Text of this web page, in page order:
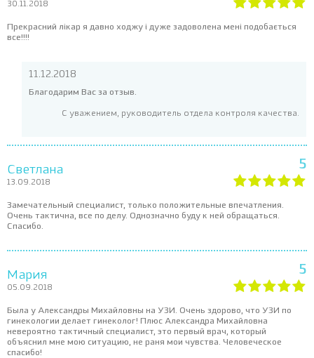
30.11.2018
Прекрасний лікар я давно ходжу і дуже задоволена мені подобається
все!!!!
11.12.2018
Благодарим Вас за отзыв.
С уважением, руководитель отдела контроля качества.
Светлана
13.09.2018
5
Замечательный специалист, только положительные впечатления.
Очень тактична, все по делу. Однозначно буду к ней обращаться.
Спасибо.
Мария
05.09.2018
5
Была у Александры Михайловны на УЗИ. Очень здорово, что УЗИ по
гинекологии делает гинеколог! Плюс Александра Михайловна
невероятно тактичный специалист, это первый врач, который
объяснил мне мою ситуацию, не раня мои чувства. Человеческое
спасибо!